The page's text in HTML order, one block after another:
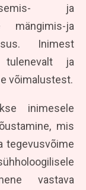
ja
mängimis-ja
Inimest
tulenevalt ja
võimalustest.
inimesele
mis
tegevusvõime
vastava